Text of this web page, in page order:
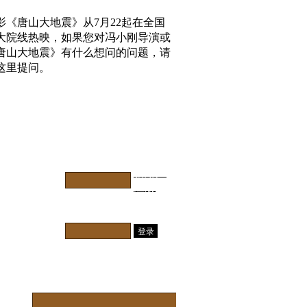
《唐山大地震》从7月22起在全国
院线热映，如果您对冯小刚导演或
山大地震》有什么想问的问题，请
里提问。